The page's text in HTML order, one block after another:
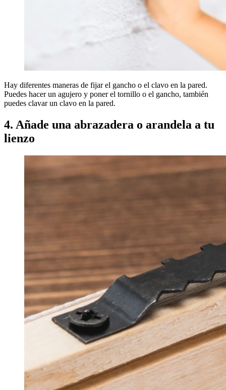
Hay diferentes maneras de fijar el gancho o el clavo en la pared.
Puedes hacer un agujero y poner el tornillo o el gancho, también
puedes clavar un clavo en la pared.
4. Añade una abrazadera o arandela a tu
lienzo